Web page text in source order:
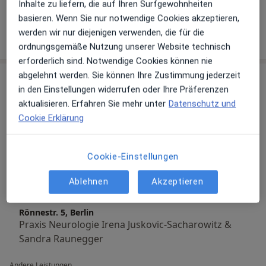
Fahrtauglichkeit.
Vereinbaren Sie Ihren Termin direkt online über
Doctolib!
Gemeinsam mit meinem Team heiße ich Sie in meiner
modern ausgestatteten Praxis willkommen. Durch
kontinuierliche Weiterbildung und menschliches
Verständnis möchte ich Ihnen die Behandlung in
gestalten und mithilfe neuartiger
Behandlungsmethoden zum Erhalt Ihrer Gesundheit
Am Anfang steht ein ausführliches Gespräch
(Anamnese). Anhand dessen wird die Diagnose
gestellt. Anschließend wird das Nervensystem
Mehr Details anzeigen
über Erfahrungen
Leistungen & Kosten
Beliebte Leistungen
Allgemeine Sprechstunde
Sandra Raunegger
Erstuntersuchung (Neupatient/in)
Rönnestr. 5, Berlin
Praxis Neurologie Irena Juskovic-Sacharowitz &
Sandra Raunegger
Inhalte zu liefern, die auf Ihren Surfgewohnheiten
basieren. Wenn Sie nur notwendige Cookies akzeptieren,
werden wir nur diejenigen verwenden, die für die
ordnungsgemäße Nutzung unserer Website technisch
erforderlich sind. Notwendige Cookies können nie
abgelehnt werden. Sie können Ihre Zustimmung jederzeit
in den Einstellungen widerrufen oder Ihre Präferenzen
aktualisieren. Erfahren Sie mehr unter Datenschutz und
Cookie Erklärung
Cookie-Einstellungen
Ablehnen Akzeptieren